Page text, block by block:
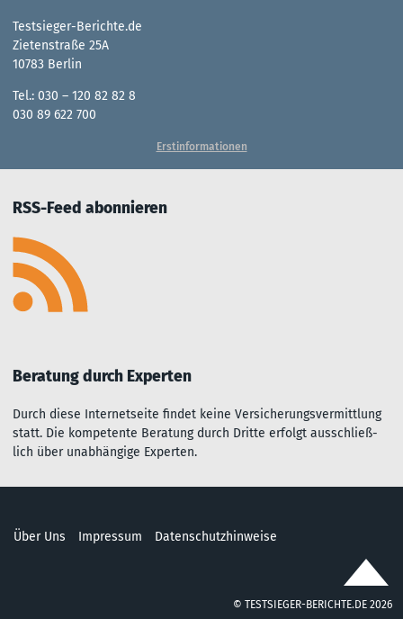
Testsieger-Berichte.de
Zietenstraße 25A
10783 Berlin
Tel.: 030 – 120 82 82 8
030 89 622 700
Erstinformationen
RSS-Feed abonnieren
Beratung durch Experten
Durch diese Inter­net­seite fin­det kei­ne Ver­sich­er­ungs­ver­mitt­lu­ng
statt. Die kom­pe­ten­te Be­rat­ung durch Dritte er­folgt aus­sch­ließ­
lich über un­ab­hängi­ge Experten.
Über Uns Impressum Datenschutzhinweise
© TESTSIEGER-BERICHTE.DE 2026